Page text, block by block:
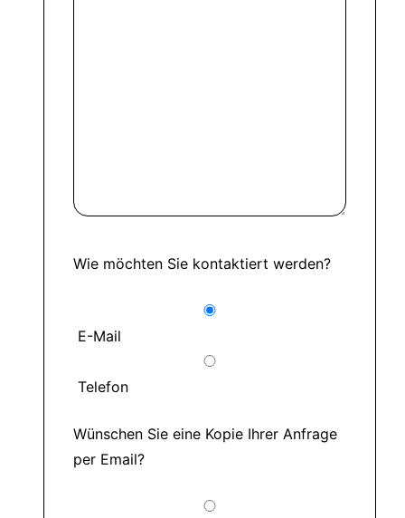
Wie möchten Sie kontaktiert werden?
E-Mail
Telefon
Wünschen Sie eine Kopie Ihrer Anfrage
per Email?